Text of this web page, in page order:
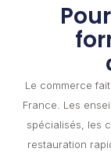
Le commerce
France. Les
spécialisés, les
restauration